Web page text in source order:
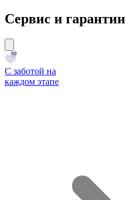
Сервис и гарантии
С заботой на
каждом этапе